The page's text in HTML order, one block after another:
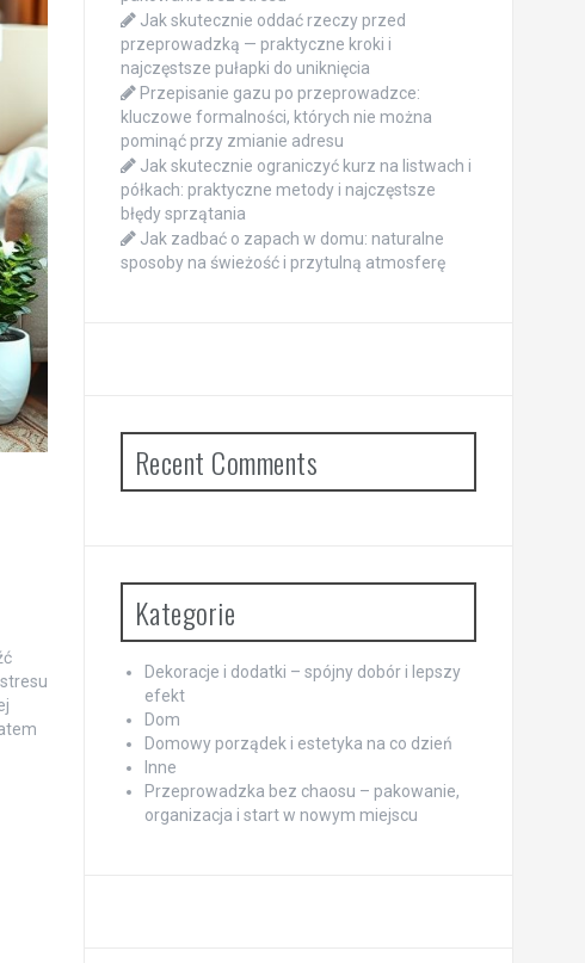
Jak skutecznie oddać rzeczy przed
przeprowadzką — praktyczne kroki i
najczęstsze pułapki do uniknięcia
Przepisanie gazu po przeprowadzce:
kluczowe formalności, których nie można
pominąć przy zmianie adresu
Jak skutecznie ograniczyć kurz na listwach i
półkach: praktyczne metody i najczęstsze
błędy sprzątania
Jak zadbać o zapach w domu: naturalne
sposoby na świeżość i przytulną atmosferę
Recent Comments
Kategorie
Dekoracje i dodatki – spójny dobór i lepszy
efekt
Dom
Domowy porządek i estetyka na co dzień
Inne
Przeprowadzka bez chaosu – pakowanie,
organizacja i start w nowym miejscu